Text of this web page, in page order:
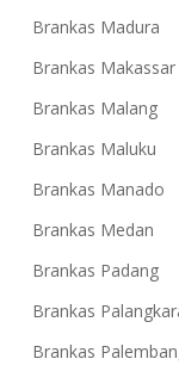
Brankas Madura
Brankas Makassar
Brankas Malang
Brankas Maluku
Brankas Manado
Brankas Medan
Brankas Padang
Brankas
Brankas